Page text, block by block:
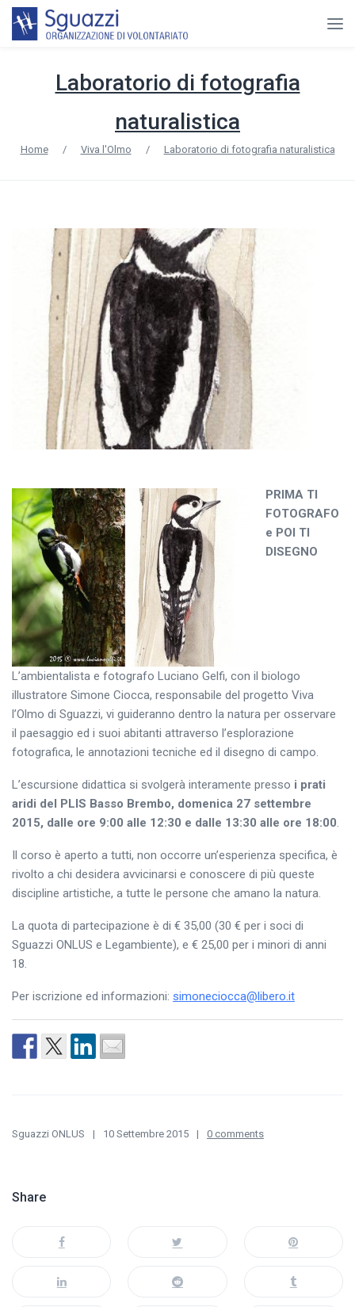
Laboratorio di fotografia
naturalistica
Home / Viva l'Olmo / Laboratorio di fotografia naturalistica
PRIMA TI
FOTOGRAFO
e POI TI
DISEGNO
L’ambientalista e fotografo Luciano Gelfi, con il biologo
illustratore Simone Ciocca, responsabile del progetto Viva
l’Olmo di Sguazzi, vi guideranno dentro la natura per osservare
il paesaggio ed i suoi abitanti attraverso l’esplorazione
fotografica, le annotazioni tecniche ed il disegno di campo.
L’escursione didattica si svolgerà interamente presso i prati
aridi del PLIS Basso Brembo, domenica 27 settembre
2015, dalle ore 9:00 alle 12:30 e dalle 13:30 alle ore 18:00.
Il corso è aperto a tutti, non occorre un’esperienza specifica, è
rivolto a chi desidera avvicinarsi e conoscere di più queste
discipline artistiche, a tutte le persone che amano la natura.
La quota di partecipazione è di € 35,00 (30 € per i soci di
Sguazzi ONLUS e Legambiente), e € 25,00 per i minori di anni
18.
Per iscrizione ed informazioni: simoneciocca@libero.it
Sguazzi ONLUS 10 Settembre 2015 0 comments
Share